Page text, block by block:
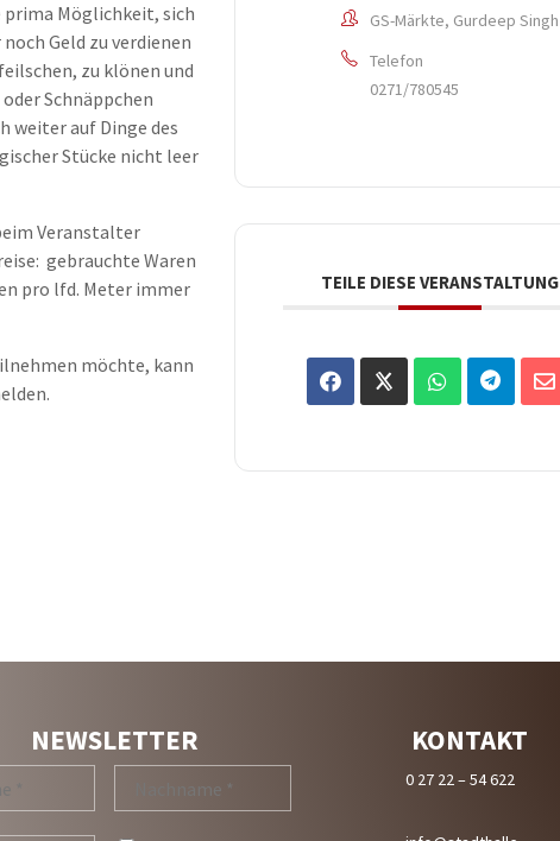
Möglichkeit, sich
Geld zu verdienen
zu klönen und
Schnäppchen
weiter auf Dinge des
Stücke nicht leer
Veranstalter
gebrauchte Waren
pro lfd. Meter immer
möchte, kann
GS-Märkte, Gurdeep Singh
Telefon
0271/780545
TEILE DIESE VERANSTALTUNG
NEWSLETTER KONTAKT
0 27 22 – 54 622